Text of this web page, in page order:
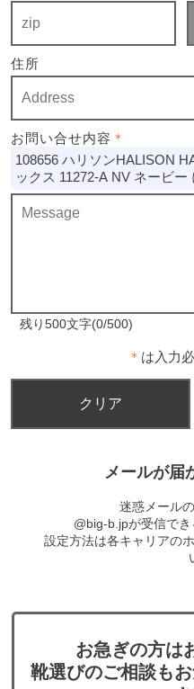
住所
お問い合せ内容 ＊
108656 ハリソンHALISON
ックス 11272-A NV ネービー
残り500文字(0/500)
＊ は入力
メールが届
迷惑メール
@big-b.jpが受信でき
設定方法は各キャリアの
お急ぎの方は
靴選びのご相談も